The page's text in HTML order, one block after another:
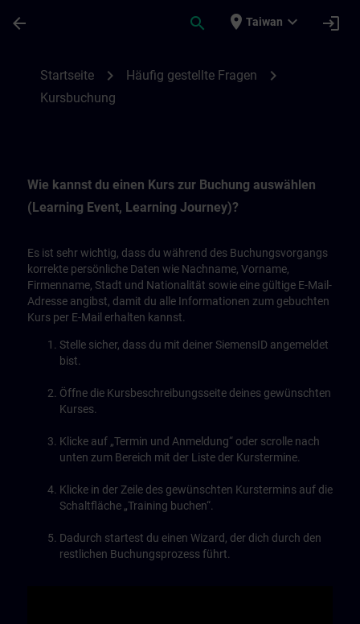
arrow_back search place Taiwan expand_more login
Startseite chevron_right Häufig gestellte Fragen chevron_right
Kursbuchung
Wie kannst du einen Kurs zur Buchung auswählen
(Learning Event, Learning Journey)?
Es ist sehr wichtig, dass du während des Buchungsvorgangs
korrekte persönliche Daten wie Nachname, Vorname,
Firmenname, Stadt und Nationalität sowie eine gültige E-Mail-
Adresse angibst, damit du alle Informationen zum gebuchten
Kurs per E-Mail erhalten kannst.
Stelle sicher, dass du mit deiner SiemensID angemeldet
bist.
Öffne die Kursbeschreibungsseite deines gewünschten
Kurses.
Klicke auf „Termin und Anmeldung“ oder scrolle nach
unten zum Bereich mit der Liste der Kurstermine.
Klicke in der Zeile des gewünschten Kurstermins auf die
Schaltfläche „Training buchen“.
Dadurch startest du einen Wizard, der dich durch den
restlichen Buchungsprozess führt.